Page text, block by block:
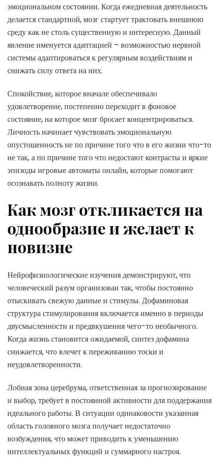
эмоциональном состоянии. Когда ежедневная деятельность
делается стандартной, мозг стартует трактовать внешнюю
среду как не столь существенную и интересную. Данный
явление именуется адаптацией – возможностью нервной
системы адаптироваться к регулярным воздействиям и
снижать силу ответа на них.
Спокойствие, которое вначале обеспечивало
удовлетворение, постепенно переходит в фоновое
состояние, на которое мозг бросает концентрироваться.
Личность начинает чувствовать эмоциональную
опустошенность не по причине того что в его жизни что-то
не так, а по причине того что недостают контрасты и яркие
эпизоды игровые автоматы онлайн, которые помогают
осознавать полноту жизни.
Как мозг откликается на
однообразие и желает к
новизне
Нейрофизиологические изучения демонстрируют, что
человеческий разум организован так, чтобы постоянно
отыскивать свежую данные и стимулы. Дофаминовая
структура стимулирования включается именно в периоды
двусмысленности и предвкушения чего-то необычного.
Когда жизнь становится ожидаемой, синтез дофамина
снижается, что влечет к переживанию тоски и
неудовлетворенности.
Лобная зона церебрума, ответственная за прогнозирование
и выбор, требует в постоянной активности для поддержания
идеального работы. В ситуации одинаковости указанная
область головного мозга получает недостаточно
возбуждения, что может приводить к уменьшению
интеллектуальных функций и суммарного настроя.